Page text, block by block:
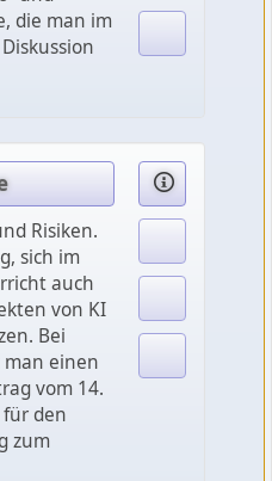
die man im
Risiken.
sich im
auch
von KI
Bei
man einen
vom 14.
für den
zum